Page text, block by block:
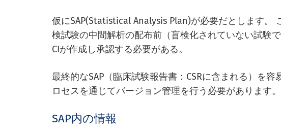
仮にSAP(Statistical Analysis Plan)が必要だとします。
検試験の中間解析の配布前（盲検化されていない試験
CIが作成し承認する必要がある。
最終的なSAP（臨床試験報告書：CSRに含まれる）を
ロセスを通じてバージョン管理を行う必要があります。
SAP内の情報